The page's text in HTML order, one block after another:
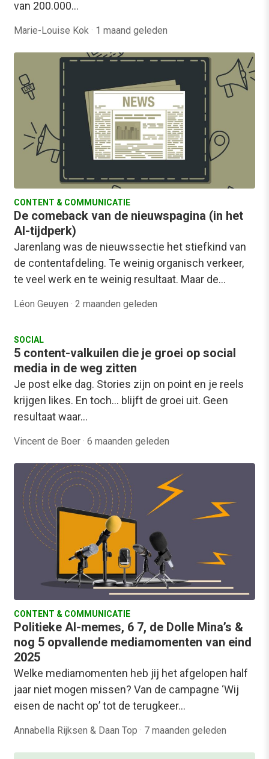
van 200.000…
Marie-Louise Kok · 1 maand geleden
CONTENT & COMMUNICATIE
De comeback van de nieuwspagina (in het
AI-tijdperk)
Jarenlang was de nieuwssectie het stiefkind van
de contentafdeling. Te weinig organisch verkeer,
te veel werk en te weinig resultaat. Maar de…
Léon Geuyen · 2 maanden geleden
SOCIAL
5 content-valkuilen die je groei op social
media in de weg zitten
Je post elke dag. Stories zijn on point en je reels
krijgen likes. En toch... blijft de groei uit. Geen
resultaat waar…
Vincent de Boer · 6 maanden geleden
CONTENT & COMMUNICATIE
Politieke AI-memes, 6 7, de Dolle Mina’s &
nog 5 opvallende mediamomenten van eind
2025
Welke mediamomenten heb jij het afgelopen half
jaar niet mogen missen? Van de campagne ‘Wij
eisen de nacht op’ tot de terugkeer…
Annabella Rijksen & Daan Top · 7 maanden geleden